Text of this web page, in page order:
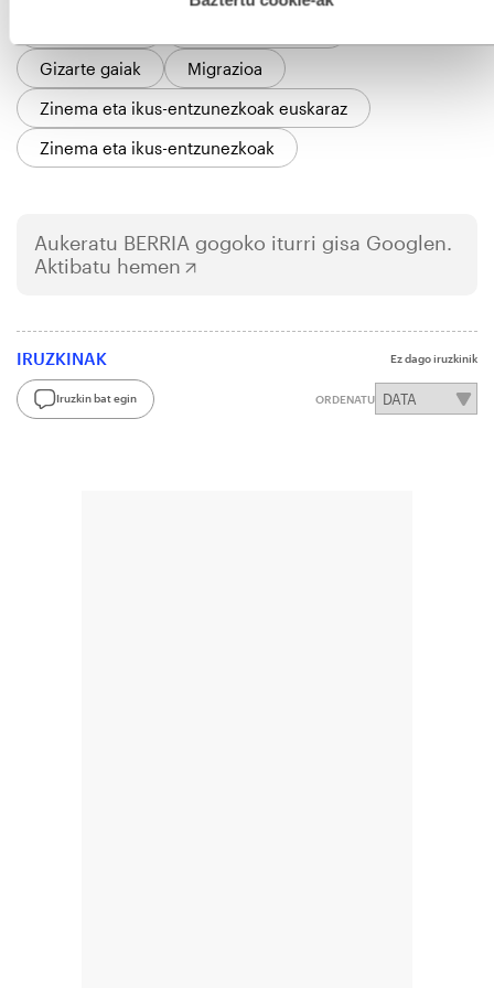
Gizarte gaiak
Migrazioa
Zinema eta ikus-entzunezkoak euskaraz
Zinema eta ikus-entzunezkoak
Aukeratu BERRIA gogoko iturri gisa Googlen.
Aktibatu hemen
IRUZKINAK Ez dago iruzkinik
Iruzkin bat egin ORDENATU